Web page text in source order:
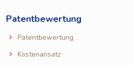
Patentbewertung
Patentbewertung
Kostenansatz